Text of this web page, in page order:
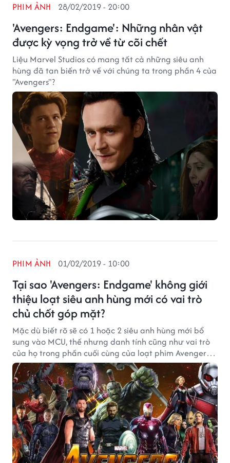
'Avengers: Endgame': Những nhân vật
được kỳ vọng trở về từ cõi chết
PHIM ẢNH 28/02/2019 - 20:00
Liệu Marvel Studios có mang tất cả những siêu anh
hùng đã tan biến trở về với chúng ta trong phần 4 của
"Avengers"?
Tại sao 'Avengers: Endgame' không giới
thiệu loạt siêu anh hùng mới có vai trò
chủ chốt góp mặt?
PHIM ẢNH 01/02/2019 - 10:00
Mặc dù biết rõ sẽ có 1 hoặc 2 siêu anh hùng mới bổ
sung vào MCU, thế nhưng danh tính cũng như vai trò
của họ trong phần cuối cùng của loạt phim Avengers
vẫn còn là ẩn số chưa được tiết lộ.